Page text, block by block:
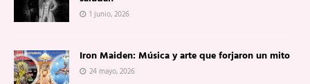
1 junio, 2026
Iron Maiden: Música y arte que forjaron un mito
24 mayo, 2026